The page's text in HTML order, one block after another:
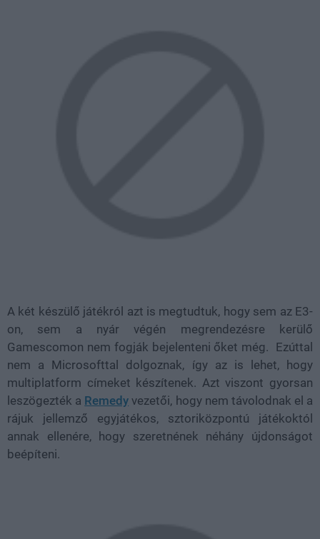
A két készülő játékról azt is megtudtuk, hogy sem az E3-
on, sem a nyár végén megrendezésre kerülő
Gamescomon nem fogják bejelenteni őket még. Ezúttal
nem a Microsofttal dolgoznak, így az is lehet, hogy
multiplatform címeket készítenek. Azt viszont gyorsan
leszögezték a Remedy vezetői, hogy nem távolodnak el a
rájuk jellemző egyjátékos, sztoriközpontú játékoktól
annak ellenére, hogy szeretnének néhány újdonságot
beépíteni.